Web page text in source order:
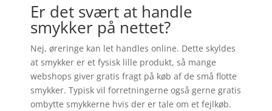
Er det svært at handle
smykker på nettet?
Nej, øreringe kan let handles online. Dette skyldes
at smykker er et fysisk lille produkt, så mange
webshops giver gratis fragt på køb af de små flotte
smykker. Typisk vil forretningerne også gerne gratis
ombytte smykkerne hvis der er tale om et fejlkøb.